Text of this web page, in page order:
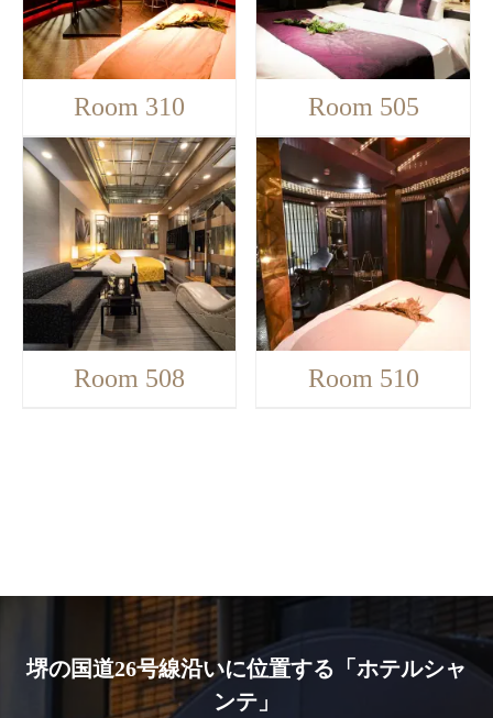
Room 310 Room 505
Room 508 Room 510
堺の国道26号線沿いに位置する「ホテルシャ
ンテ」